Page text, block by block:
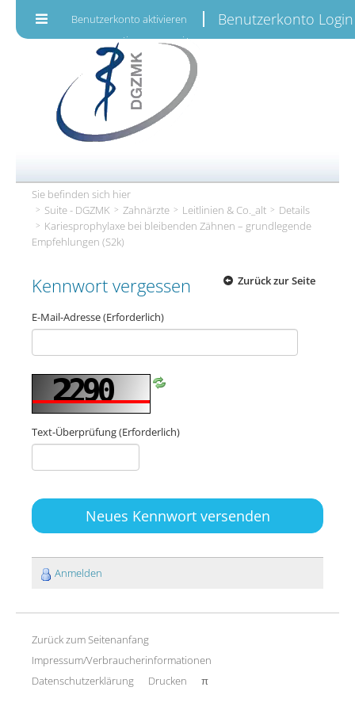
Benutzerkonto aktivieren Benutzerkonto Login
Sie befinden sich hier
Suite - DGZMK
Zahnärzte Leitlinien & Co._alt
Details
Kariesprophylaxe bei bleibenden Zähnen – grundlegende
Empfehlungen (S2k)
Kennwort vergessen Zurück zur Seite
E-Mail-Adresse(Erforderlich)
Text-Überprüfung(Erforderlich)
Neues Kennwort versenden
Anmelden
Zurück zum Seitenanfang
Impressum/Verbraucherinformationen
Datenschutzerklärung
Drucken π